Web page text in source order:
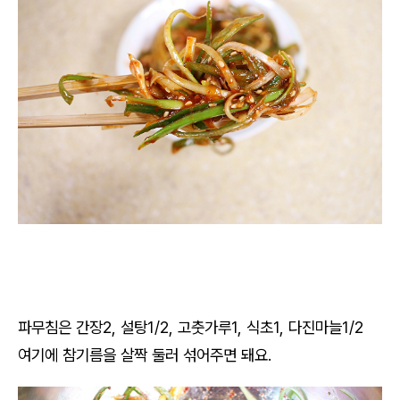
파무침은 간장2, 설탕1/2, 고춧가루1, 식초1, 다진마늘1/2
여기에 참기름을 살짝 둘러 섞어주면 돼요.